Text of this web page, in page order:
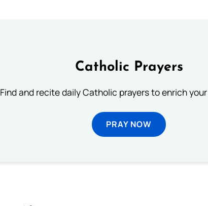
Catholic Prayers
Find and recite daily Catholic prayers to enrich
PRAY NOW